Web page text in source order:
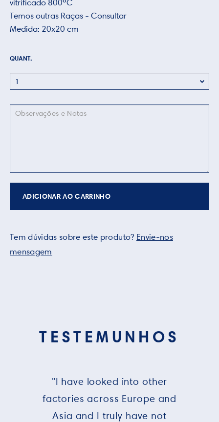
vitrificado 800ºC
Temos outras Raças - Consultar
Medida: 20x20 cm
QUANT.
ADICIONAR AO CARRINHO
Tem dúvidas sobre este produto? Envie-nos
mensagem
TESTEMUNHOS
"I have looked into other
factories across Europe and
Asia and I truly have not